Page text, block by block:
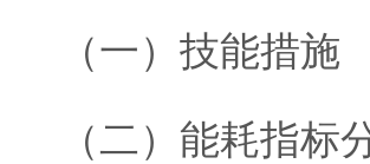
（一）技能措施
（二）能耗指标